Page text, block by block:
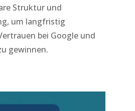
Struktur und
um langfristig
bei Google und
gewinnen.